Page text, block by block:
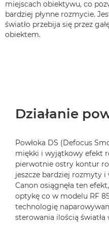
miejscach obiektywu, co
bardziej płynne rozmycie.
światło przebija się przez
obiektem.
Działanie
Powłoka DS (Defocus
miękki i wyjątkowy efekt
pierwotnie ostry kontur
jeszcze bardziej rozmyty
Canon osiągnęła ten
optykę co w modelu RF
technologię
sterowania ilością